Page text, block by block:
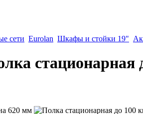
сети Eurolan Шкафы и стойки 19"
стационарная